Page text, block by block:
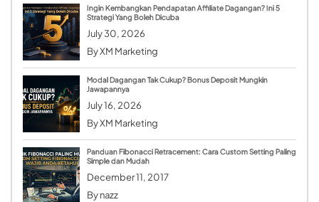
Ingin Kembangkan Pendapatan Affiliate Dagangan? Ini 5
Strategi Yang Boleh Dicuba
July 30, 2026
ByXM Marketing
Modal Dagangan Tak Cukup? Bonus Deposit Mungkin
Jawapannya
July 16, 2026
ByXM Marketing
Panduan Fibonacci Retracement: Cara Custom Setting Paling
Simple dan Mudah
December 11, 2017
Bynazz